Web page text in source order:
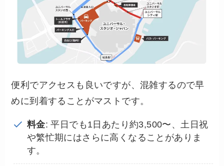
便利でアクセスも良いですが、混雑するので早
めに到着することがマストです。
料金: 平日でも1日あたり約3,500〜、土日祝
や繁忙期にはさらに高くなることがありま
す。